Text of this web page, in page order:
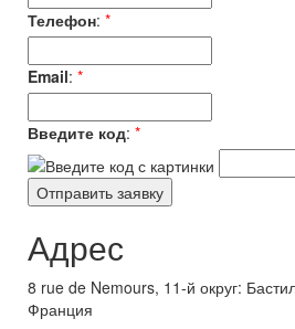
Телефон: *
Email: *
Введите код: *
Адрес
8 rue de Nemours, 11-й округ:
Франция